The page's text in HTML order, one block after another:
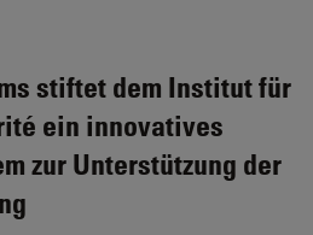
stiftet dem Institut für
ein innovatives
zur Unterstützung der